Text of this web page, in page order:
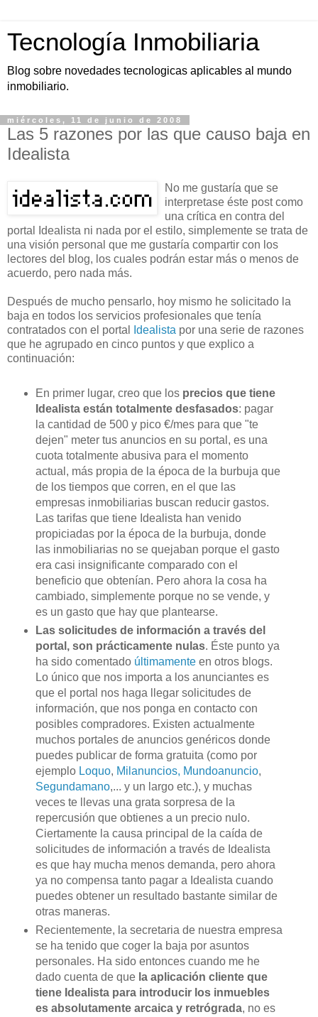
Tecnología Inmobiliaria
Blog sobre novedades tecnologicas aplicables al mundo
inmobiliario.
miércoles, 11 de junio de 2008
Las 5 razones por las que causo baja en
Idealista
No me gustaría que se
interpretase éste post como
una crítica en contra del
portal Idealista ni nada por el estilo, simplemente se trata de
una visión personal que me gustaría compartir con los
lectores del blog, los cuales podrán estar más o menos de
acuerdo, pero nada más.
Después de mucho pensarlo, hoy mismo he solicitado la
baja en todos los servicios profesionales que tenía
contratados con el portal
Idealista por una serie de razones
que he agrupado en cinco puntos y que explico a
continuación:
En primer lugar, creo que los precios que tiene
Idealista están totalmente desfasados: pagar
la cantidad de 500 y pico €/mes para que "te
dejen" meter tus anuncios en su portal, es una
cuota totalmente abusiva para el momento
actual, más propia de la época de la burbuja que
de los tiempos que corren, en el que las
empresas inmobiliarias buscan reducir gastos.
Las tarifas que tiene Idealista han venido
propiciadas por la época de la burbuja, donde
las inmobiliarias no se quejaban porque el gasto
era casi insignificante comparado con el
beneficio que obtenían. Pero ahora la cosa ha
cambiado, simplemente porque no se vende, y
es un gasto que hay que plantearse.
Las solicitudes de información a través del
portal, son prácticamente nulas. Éste punto ya
ha sido comentado últimamenteen otros blogs.
Lo único que nos importa a los anunciantes es
que el portal nos haga llegar solicitudes de
información, que nos ponga en contacto con
posibles compradores. Existen actualmente
muchos portales de anuncios genéricos donde
puedes publicar de forma gratuita (como por
ejemplo Loquo, Milanuncios, Mundoanuncio,
Segundamano,... y un largo etc.), y muchas
veces te llevas una grata sorpresa de la
repercusión que obtienes a un precio nulo.
Ciertamente la causa principal de la caída de
solicitudes de información a través de Idealista
es que hay mucha menos demanda, pero ahora
ya no compensa tanto pagar a Idealista cuando
puedes obtener un resultado bastante similar de
otras maneras.
Recientemente, la secretaria de nuestra empresa
se ha tenido que coger la baja por asuntos
personales. Ha sido entonces cuando me he
dado cuenta de que la aplicación cliente que
tiene Idealista para introducir los inmuebles
es absolutamente arcaica y retrógrada, no es